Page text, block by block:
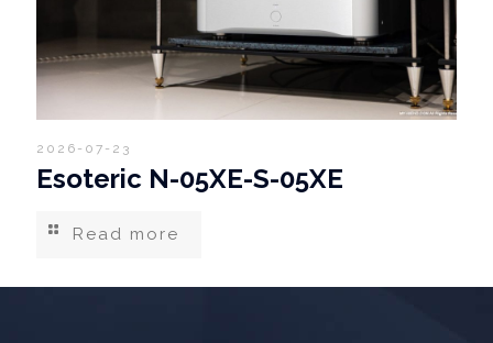
2026-07-23
Esoteric N-05XE-S-05XE
Read more